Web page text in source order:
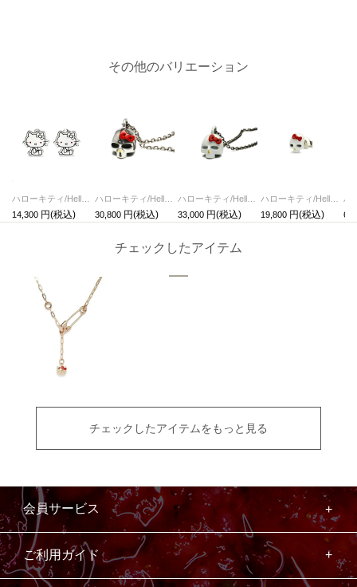
その他のバリエーション
ハローキティ/HelloKittyカフリンクス サンリオコラボ
14,300
ハローキティ/HelloKittyスカルフェイスネックレス サンリオコラボ
30,800
ハローキティ/HelloKittyスカルフェイスネックレス-フルカラー サンリオコラボ
33,000
ハローキティ/HelloKittyスカルフェイスピアス-フルカラー/片耳 サンリオコラボ
19,800
チェックしたアイテム
チェックしたアイテムをもっと見る
会員サービス
ご利用ガイド